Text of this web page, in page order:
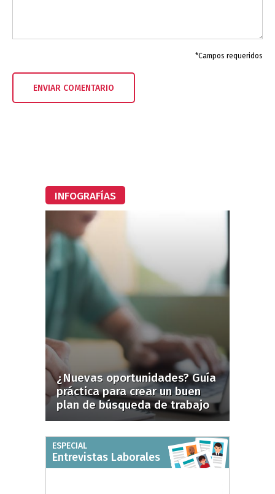
*Campos requeridos
INFOGRAFÍAS
¿Nuevas oportunidades? Guía
práctica para crear un buen
plan de búsqueda de trabajo
ESPECIAL
Entrevistas Laborales